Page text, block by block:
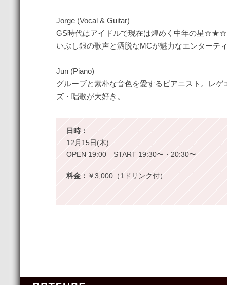
Jorge (Vocal & Guitar)
GS時代はアイドルで現在は煌めく中年の星
いぶし銀の歌声と洒脱なMCが魅力なエンターテ
Jun (Piano)
グルーブと素朴な音色を愛するピアニスト。レゲ
ズ・唱歌が大好き。
日時：
12月15日(木)
OPEN 19:00 START 19:30〜・20:30〜
料金： ￥3,000（1ドリンク付）